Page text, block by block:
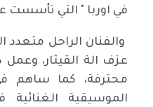
في اوربا " التي تأسست عام
والفنان الراحل متعدد
عزف الة القيثار،
محترفة، كما
الموسيقية الغنائية